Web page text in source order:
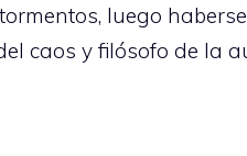
luego
caos y filósofo de la